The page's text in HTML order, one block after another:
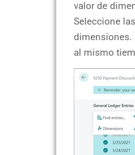
valor de
Seleccione
dimensiones.
al mismo